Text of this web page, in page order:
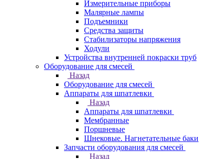
Измерительные приборы
Малярные лампы
Подъемники
Средства защиты
Стабилизаторы напряжения
Ходули
Устройства внутренней покраски труб
Оборудование для смесей
Назад
Оборудование для смесей
Аппараты для шпатлевки
Назад
Аппараты для шпатлевки
Мембранные
Поршневые
Шнековые. Нагнетательные баки
Запчасти оборудования для смесей
Назад